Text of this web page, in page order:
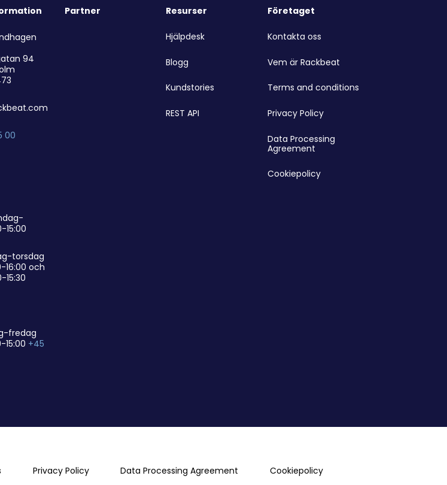
94
00
15:00
torsdag
16:00 och
15:30
fredag
15:00 +45
Partner Resurser
Hjälpdesk
Blogg
Kundstories
REST API
Företaget
Kontakta oss
Vem är Rackbeat
Terms and conditions
Privacy Policy
Data Processing
Agreement
Cookiepolicy
Privacy Policy Data Processing Agreement Cookiepolicy